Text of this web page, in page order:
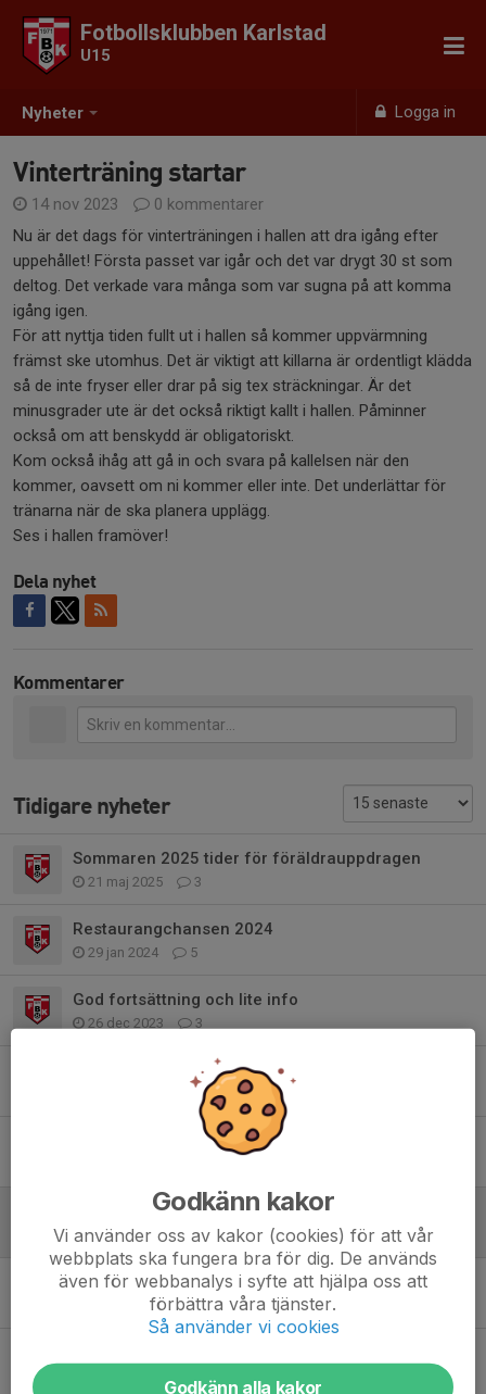
Nyheter Logga in
Fotbollsklubben Karlstad
U15
Vinterträning startar
14 nov 2023
0 kommentarer
Nu är det dags för vinterträningen i hallen att dra igång efter
uppehållet! Första passet var igår och det var drygt 30 st som
deltog. Det verkade vara många som var sugna på att komma
igång igen.
För att nyttja tiden fullt ut i hallen så kommer uppvärmning
främst ske utomhus. Det är viktigt att killarna är ordentligt klädda
så de inte fryser eller drar på sig tex sträckningar. Är det
minusgrader ute är det också riktigt kallt i hallen. Påminner
också om att benskydd är obligatoriskt.
Kom också ihåg att gå in och svara på kallelsen när den
kommer, oavsett om ni kommer eller inte. Det underlättar för
tränarna när de ska planera upplägg.
Ses i hallen framöver!
Dela nyhet
Kommentarer
Tidigare nyheter
Sommaren 2025 tider för föräldrauppdragen
21 maj 2025 3
Restaurangchansen 2024
29 jan 2024 5
God fortsättning och lite info
26 dec 2023 3
Uppehåll och lite info
0
Ändrade söndagstider i December
Vinterträning startar
14 nov 2023 0
Föräldramöte "kort" sammanfattning
23 okt 2023 0
Godkänn kakor
Vi använder oss av kakor (cookies) för att vår
webbplats ska fungera bra för dig. De används
även för webbanalys i syfte att hjälpa oss att
förbättra våra tjänster.
Så använder vi cookies
Godkänn alla kakor